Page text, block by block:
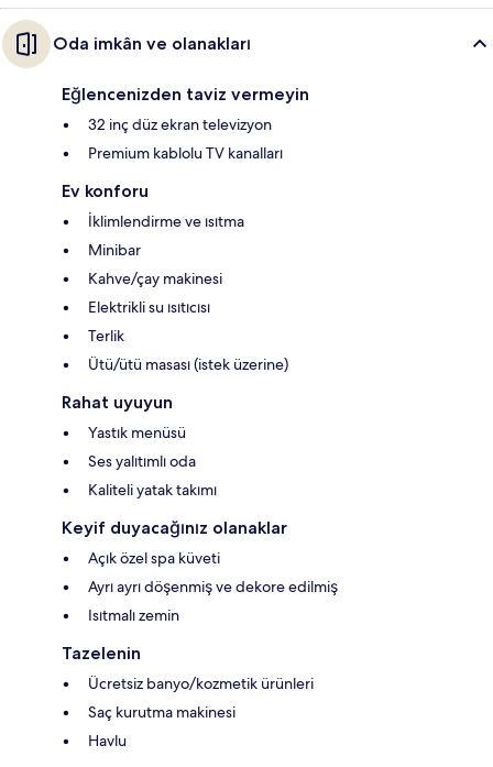
Oda imkân ve olanakları
Eğlencenizden taviz vermeyin
32 inç düz ekran televizyon
Premium kablolu TV kanalları
Ev konforu
İklimlendirme ve ısıtma
Minibar
Kahve/çay makinesi
Elektrikli su ısıtıcısı
Terlik
Ütü/ütü masası (istek üzerine)
Rahat uyuyun
Yastık menüsü
Ses yalıtımlı oda
Kaliteli yatak takımı
Keyif duyacağınız olanaklar
Açık özel spa küveti
Ayrı ayrı döşenmiş ve dekore edilmiş
Isıtmalı zemin
Tazelenin
Ücretsiz banyo/kozmetik ürünleri
Saç kurutma makinesi
Havlu